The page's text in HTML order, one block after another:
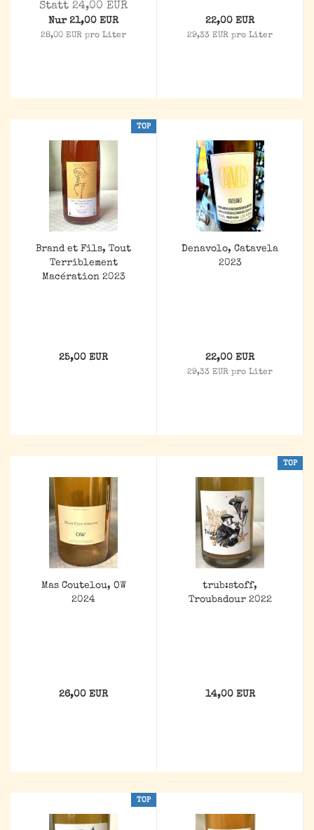
Statt 24,00 EUR
Nur 21,00 EUR
28,00 EUR pro Liter
22,00 EUR
29,33 EUR pro Liter
TOP
Brand et Fils, Tout
Terriblement
Macération 2023
25,00 EUR
Denavolo, Catavela
2023
22,00 EUR
29,33 EUR pro Liter
Mas Coutelou, OW
2024
26,00 EUR
TOP
trub:stoff,
Troubadour 2022
14,00 EUR
TOP